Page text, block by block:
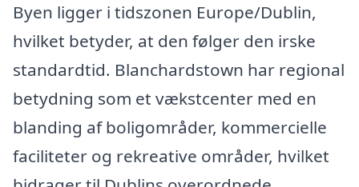
Byen ligger i tidszonen Europe/Dublin,
hvilket betyder, at den følger den irske
standardtid. Blanchardstown har regional
betydning som et vækstcenter med en
blanding af boligområder, kommercielle
faciliteter og rekreative områder, hvilket